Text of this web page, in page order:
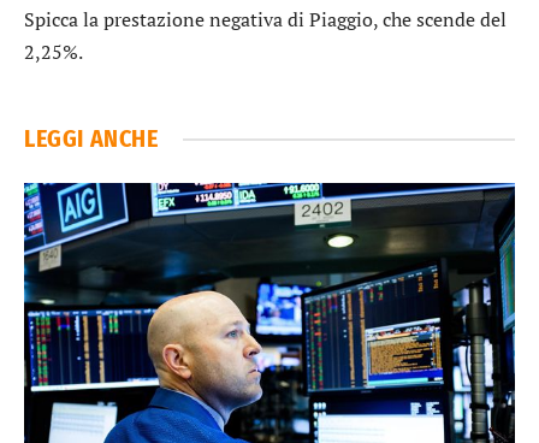
Spicca la prestazione negativa di Piaggio, che scende del
2,25%.
LEGGI ANCHE